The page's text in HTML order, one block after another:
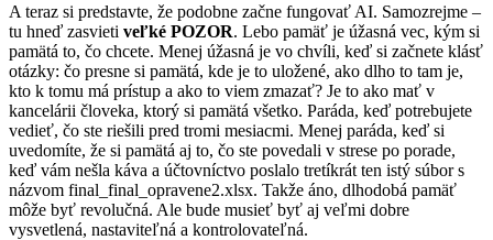
A teraz si predstavte, že podobne začne fungovať AI. Samozrejme –
tu hneď zasvieti veľké POZOR. Lebo pamäť je úžasná vec, kým si
pamätá to, čo chcete. Menej úžasná je vo chvíli, keď si začnete klásť
otázky: čo presne si pamätá, kde je to uložené, ako dlho to tam je,
kto k tomu má prístup a ako to viem zmazať? Je to ako mať v
kancelárii človeka, ktorý si pamätá všetko. Paráda, keď potrebujete
vedieť, čo ste riešili pred tromi mesiacmi. Menej paráda, keď si
uvedomíte, že si pamätá aj to, čo ste povedali v strese po porade,
keď vám nešla káva a účtovníctvo poslalo tretíkrát ten istý súbor s
názvom final_final_opravene2.xlsx. Takže áno, dlhodobá pamäť
môže byť revolučná. Ale bude musieť byť aj veľmi dobre
vysvetlená, nastaviteľná a kontrolovateľná.